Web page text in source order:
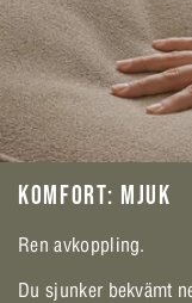
KOMFORT: MJUK
Ren avkoppling.
Du sjunker bekvämt